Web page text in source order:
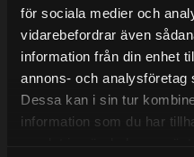
för sociala medier och
vidarebefordrar även
information från din enhet
annons- och analysföretag
Dessa kan i sin tur
information som du har
BLOGG
KUNSKAPSCENTER